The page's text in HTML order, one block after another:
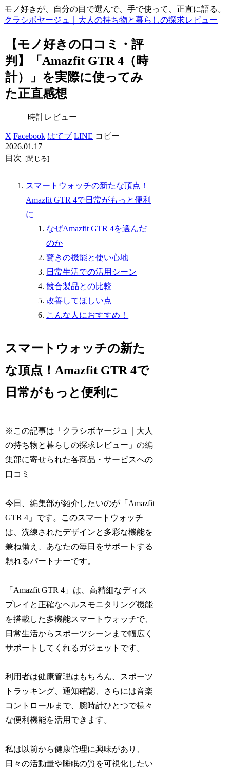
モノ好きが、自分の目で選んで、手で使って、正直に語る。
クラシボヤージュ｜大人の持ち物と暮らしの探求レビュー
【モノ好きの口コミ・評
判】「Amazfit GTR 4（時
計）」を実際に使ってみ
た正直感想
時計レビュー
X Facebook はてブ LINE コピー
2026.01.17
目次
スマートウォッチの新たな頂点！
Amazfit GTR 4で日常がもっと便利
に
なぜAmazfit GTR 4を選んだ
のか
驚きの機能と使い心地
日常生活での活用シーン
競合製品との比較
改善してほしい点
こんな人におすすめ！
スマートウォッチの新た
な頂点！Amazfit GTR 4で
日常がもっと便利に
※この記事は「クラシボヤージュ｜大人
の持ち物と暮らしの探求レビュー」の編
集部に寄せられた各商品・サービスへの
口コミ
今日、編集部が紹介したいのが「Amazfit
GTR 4」です。このスマートウォッチ
は、洗練されたデザインと多彩な機能を
兼ね備え、あなたの毎日をサポートする
頼れるパートナーです。
「Amazfit GTR 4」は、高精細なディス
プレイと正確なヘルスモニタリング機能
を搭載した多機能スマートウォッチで、
日常生活からスポーツシーンまで幅広く
サポートしてくれるガジェットです。
利用者は健康管理はもちろん、スポーツ
トラッキング、通知確認、さらには音楽
コントロールまで、腕時計ひとつで様々
な便利機能を活用できます。
私は以前から健康管理に興味があり、
日々の活動量や睡眠の質を可視化したい